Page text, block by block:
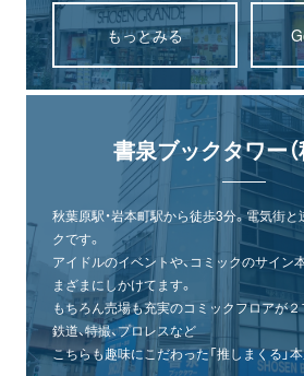
もっとみる
書泉ブックタワー（
秋葉原駅・岩本町駅から徒歩3分。電気街
クです。
アイドルのイベントや、コミックのサイン
まざまにしかけてます。
もちろん売場も充実のコミックフロアが２
鉄道、特撮、プロレスなど
こちらも趣味にこだわった「推しまくる」